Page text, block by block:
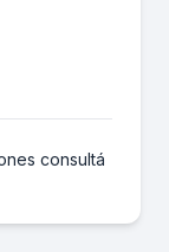
consultá